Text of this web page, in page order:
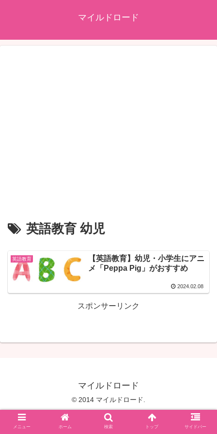
マイルドロード
英語教育 幼児
英語教育
【英語教育】幼児・小学生にアニ
メ「Peppa Pig」がおすすめ
2024.02.08
スポンサーリンク
マイルドロード
© 2014 マイルドロード.
メニュー ホーム 検索 トップ サイドバー